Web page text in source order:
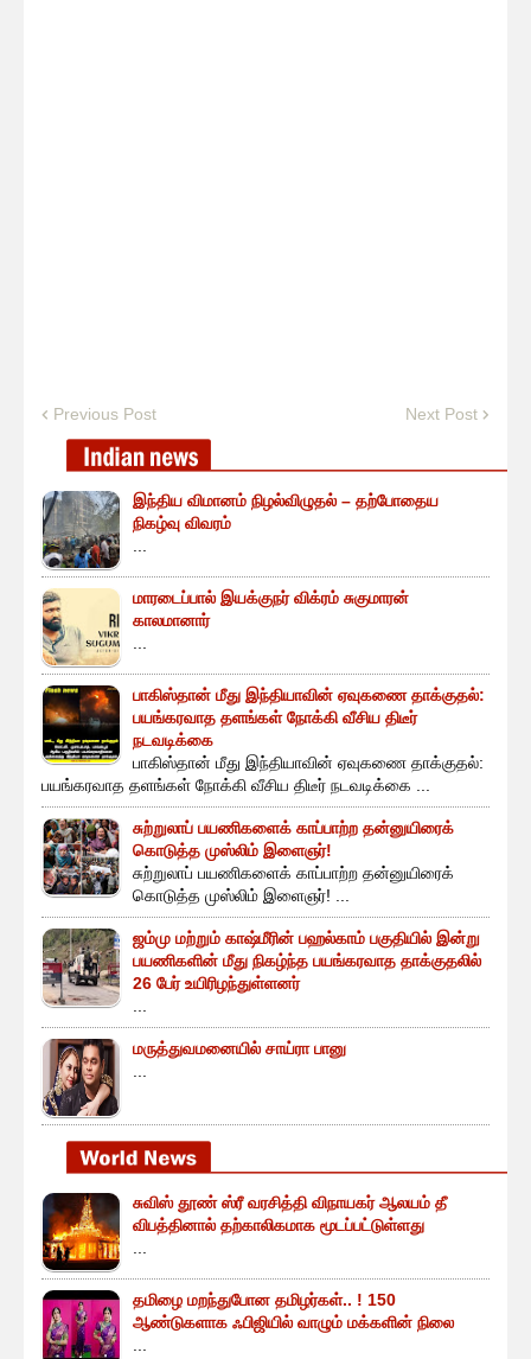
Previous Post Next Post
இந்திய விமானம் நிழல்விழுதல் – தற்போதைய
நிகழ்வு விவரம்
மாரடைப்பால் இயக்குநர் விக்ரம் சுகுமாரன்
காலமானார்
பாகிஸ்தான் மீது இந்தியாவின் ஏவுகணை தாக்குதல்:
பயங்கரவாத தளங்கள் நோக்கி வீசிய திடீர்
நடவடிக்கை
பாகிஸ்தான் மீது இந்தியாவின் ஏவுகணை தாக்குதல்:
பயங்கரவாத தளங்கள் நோக்கி வீசிய திடீர் நடவடிக்கை ...
சுற்றுலாப் பயணிகளைக் காப்பாற்ற தன்னுயிரைக்
கொடுத்த முஸ்லிம் இளைஞர்!
சுற்றுலாப் பயணிகளைக் காப்பாற்ற தன்னுயிரைக்
கொடுத்த முஸ்லிம் இளைஞர்! ...
ஜம்மு மற்றும் காஷ்மீரின் பஹல்காம் பகுதியில் இன்று
பயணிகளின் மீது நிகழ்ந்த பயங்கரவாத தாக்குதலில்
26 பேர் உயிரிழந்துள்ளனர்
மருத்துவமனையில் சாய்ரா பானு
சுவிஸ் தூண் ஸ்ரீ வரசித்தி விநாயகர் ஆலயம் தீ
விபத்தினால் தற்காலிகமாக மூடப்பட்டுள்ளது
தமிழை மறந்துபோன தமிழர்கள்.. ! 150
ஆண்டுகளாக ஃபிஜியில் வாழும் மக்களின் நிலை